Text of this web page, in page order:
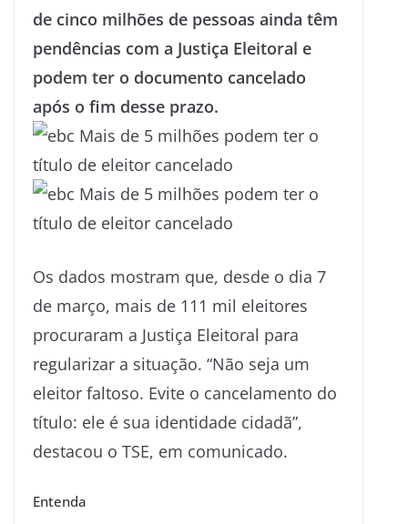
de cinco milhões de pessoas ainda têm
pendências com a Justiça Eleitoral e
podem ter o documento cancelado
após o fim desse prazo.
Os dados mostram que, desde o dia 7
de março, mais de 111 mil eleitores
procuraram a Justiça Eleitoral para
regularizar a situação. “Não seja um
eleitor faltoso. Evite o cancelamento do
título: ele é sua identidade cidadã”,
destacou o TSE, em comunicado.
Entenda